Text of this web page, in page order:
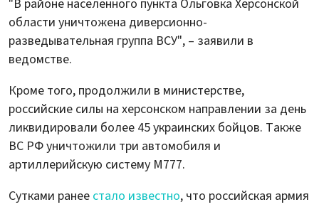
"В районе населенного пункта Ольговка Херсонской
области уничтожена диверсионно-
разведывательная группа ВСУ", – заявили в
ведомстве.
Кроме того, продолжили в министерстве,
российские силы на херсонском направлении за день
ликвидировали более 45 украинских бойцов. Также
ВС РФ уничтожили три автомобиля и
артиллерийскую систему М777.
Сутками ранее стало известно, что российская армия